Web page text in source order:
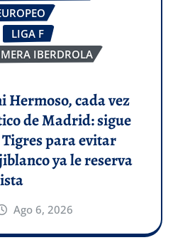
LIGA F
IBERDROLA
Hermoso, cada vez
de Madrid: sigue
para evitar
ya le reserva
Ago 6, 2026